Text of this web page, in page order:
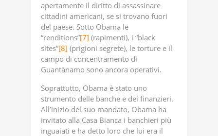
apertamente il diritto di assassinare
cittadini americani, se si trovano fuori
del paese. Sotto Obama le
“renditions”[7] (rapimenti), i “black
sites”[8] (prigioni segrete), le torture e il
campo di concentramento di
Guantànamo sono ancora operativi.
Soprattutto, Obama è stato uno
strumento delle banche e dei finanzieri.
All’inizio del suo mandato, Obama ha
invitato alla Casa Bianca i banchieri più
inguaiati e ha detto loro che lui era il